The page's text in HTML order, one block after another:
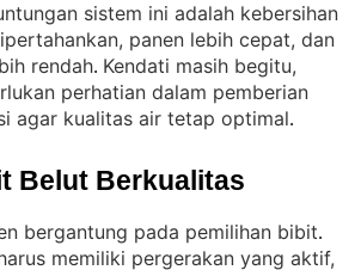
sistem ini adalah kebersihan
panen lebih cepat, dan
rendah. Kendati masih begitu,
perhatian dalam pemberian
agar kualitas air tetap optimal.
Belut Berkualitas
bergantung pada pemilihan bibit
memiliki pergerakan yang aktif,